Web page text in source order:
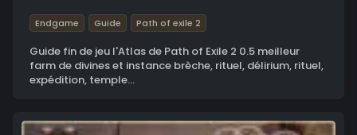
Endgame Guide Path of exile 2
Guide fin de jeu l'Atlas de Path of Exile 2 0.5 meilleur
farm de divines et instance brèche, rituel, délirium, rituel,
expédition, temple...